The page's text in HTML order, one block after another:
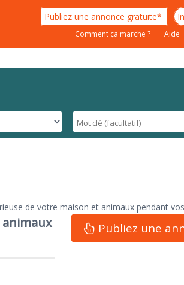
Publiez une annonce gratuite*
Comment ça marche ? Aide
de votre maison et animaux pendant
Publiez une